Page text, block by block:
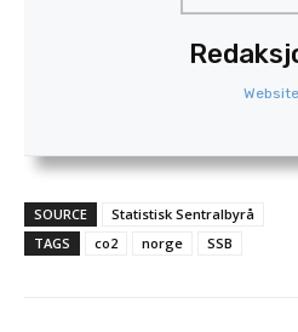
Website
SOURCE
Statistisk Sentralbyrå
TAGS
co2 norge SSB